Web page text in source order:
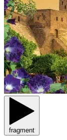
fragment